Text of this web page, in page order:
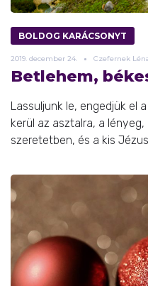
BOLDOG KARÁCSONYT
2019. december 24. Czefernek
Betlehem,
Lassuljunk le, engedjük el
kerül az asztalra, a
szeretetben, és a kis